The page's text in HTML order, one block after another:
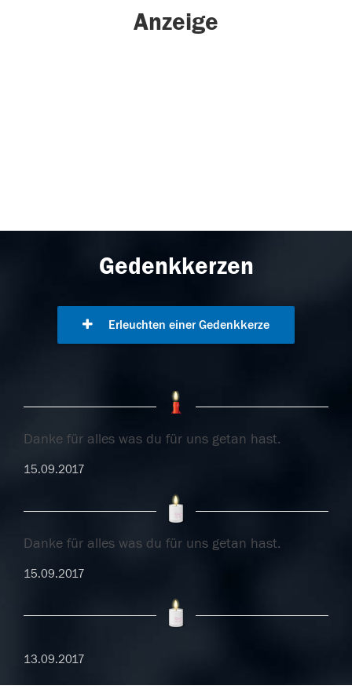
Anzeige
Gedenkkerzen
Erleuchten einer Gedenkkerze
Danke für alles was du für uns getan hast.
15.09.2017
Danke für alles was du für uns getan hast.
15.09.2017
13.09.2017